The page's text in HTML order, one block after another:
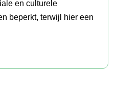
en culturele
beperkt, terwijl hier een